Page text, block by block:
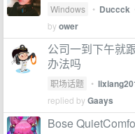
Windows • Duccck
byower
公司一到下午就
办法吗
职场话题 •
replied byGaays
Bose